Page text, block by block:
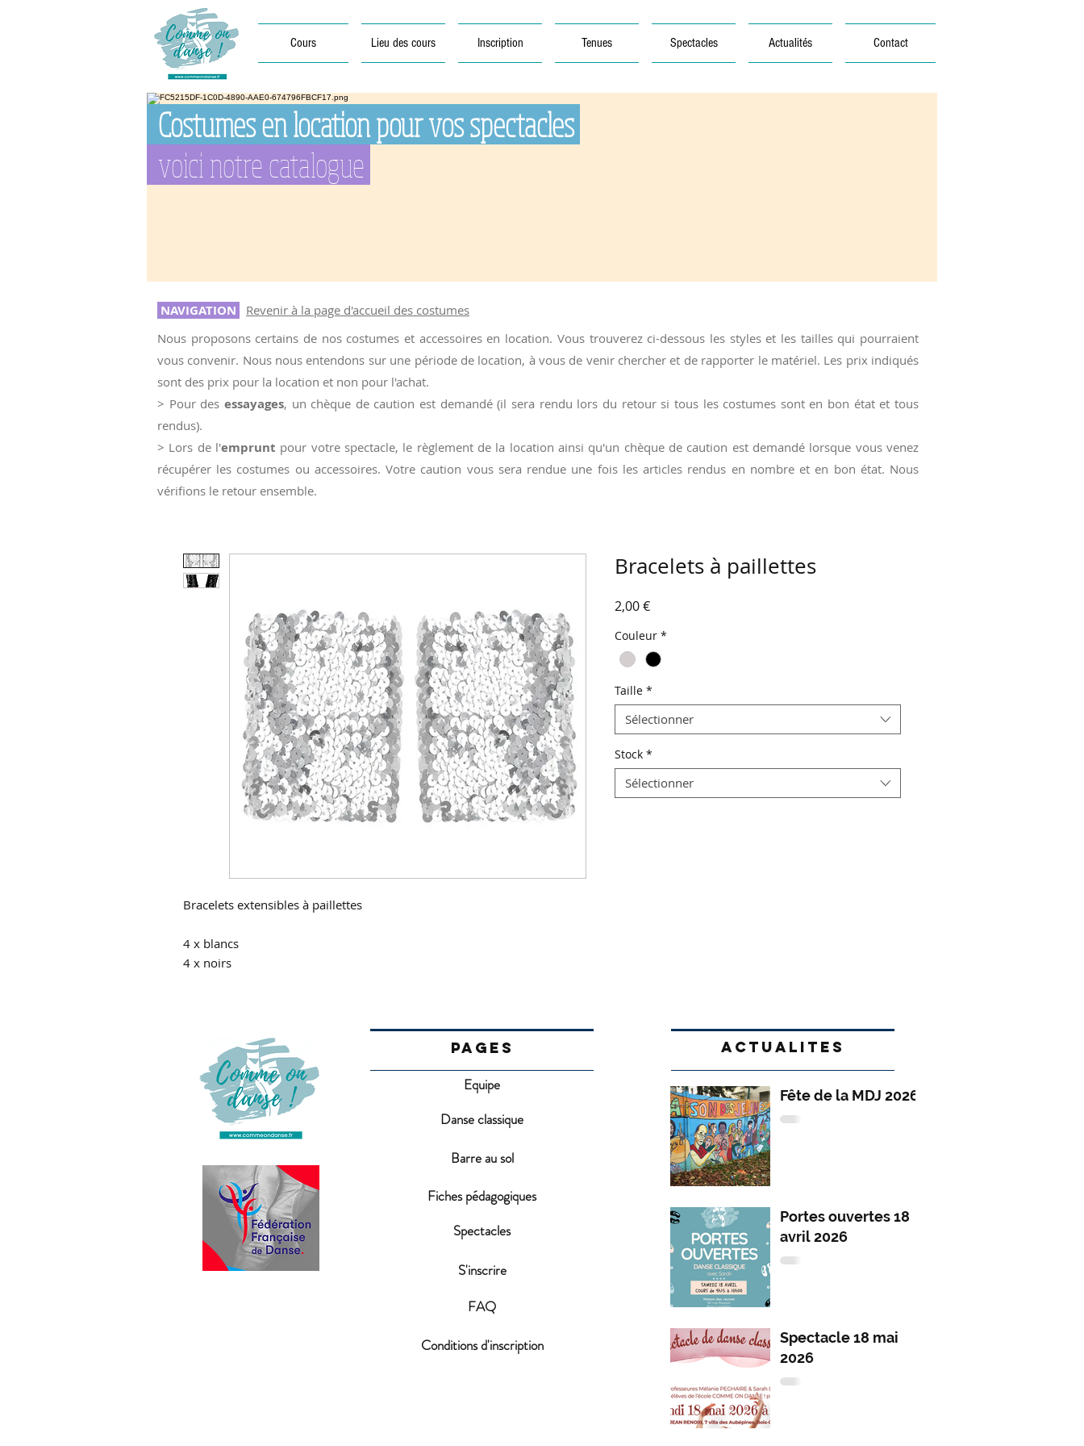
Cours Lieu des cours Inscription Tenues Spectacles Actualités Contact
Costumes en location pour vos spectacles
voici notre catalogue
NAVIGATION
Revenir à la page d'accueil des costumes
Nous proposons certains de nos costumes et accessoires en location. Vous trouverez ci-dessous les styles et les tailles qui pourraient
vous convenir. Nous nous entendons sur une période de location, à vous de venir chercher et de rapporter le matériel. Les prix indiqués
sont des prix pour la location et non pour l'achat.
> Pour des essayages, un chèque de caution est demandé (il sera rendu lors du retour si tous les costumes sont en bon état et tous
rendus).
> Lors de l'emprunt pour votre spectacle, le règlement de la location ainsi qu'un chèque de caution est demandé lorsque vous venez
récupérer les costumes ou accessoires. Votre caution vous sera rendue une fois les articles rendus en nombre et en bon état. Nous
vérifions le retour ensemble.
Bracelets extensibles à paillettes
4 x blancs
4 x noirs
Bracelets à paillettes
2,00 €Prix
Couleur *
Taille *
Sélectionner
Stock *
Sélectionner
PAGES
Danse classique
Barre au sol
Fiches pédagogiques
Spectacles
S'inscrire
FAQ
Conditions d'inscription
Equipe
ACTUALITES
Fête de la MDJ 2026
Portes ouvertes 18
avril 2026
Spectacle 18 mai
2026